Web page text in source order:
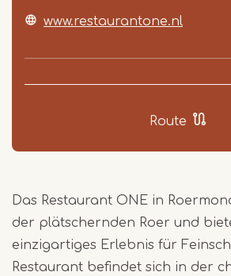
www.restaurantone.nl
Route
Das Restaurant ONE in
der plätschernden Roer und
einzigartiges Erlebnis für
Restaurant befindet sich in der